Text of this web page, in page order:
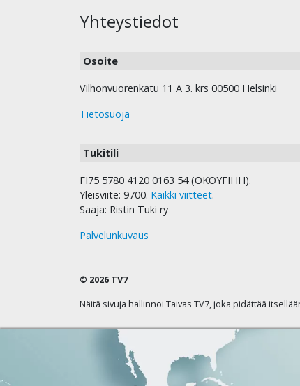
Yhteystiedot
Osoite
Vilhonvuorenkatu 11 A 3. krs 00500 Helsinki
Tietosuoja
Tukitili
FI75 5780 4120 0163 54 (OKOYFIHH).
Yleisviite: 9700. Kaikki viitteet.
Saaja: Ristin Tuki ry
Palvelunkuvaus
© 2026 TV7
Näitä sivuja hallinnoi Taivas TV7, joka pidättää